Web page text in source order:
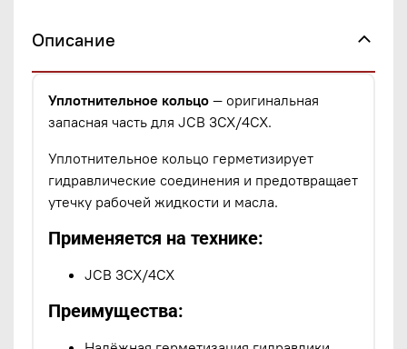
Описание
Уплотнительное кольцо — оригинальная
запасная часть для JCB 3CX/4CX.
Уплотнительное кольцо герметизирует
гидравлические соединения и предотвращает
утечку рабочей жидкости и масла.
Применяется на технике:
JCB 3CX/4CX
Преимущества: